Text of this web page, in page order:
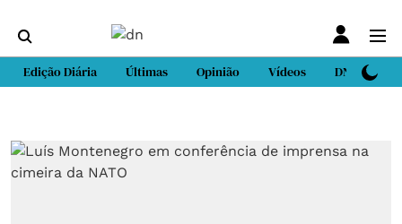
Edição Diária Últimas Opinião Vídeos DN Sport